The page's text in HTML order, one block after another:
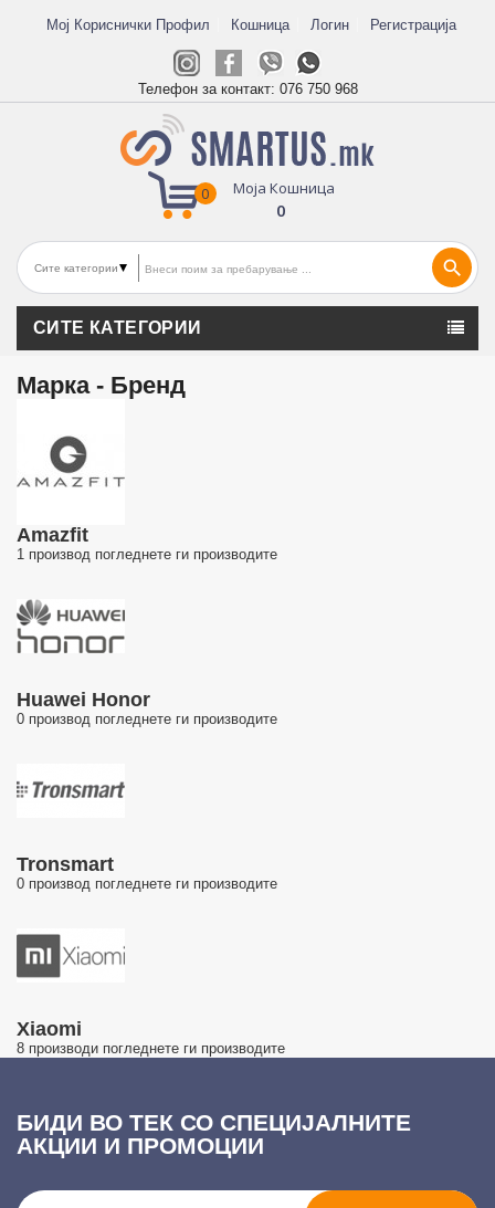
Мој Кориснички Профил Кошница Логин Регистрација
Телефон за контакт: 076 750 968
Моја Кошница
0
0
search
СИТЕ КАТЕГОРИИ
Марка - Бренд
Amazfit
1 производ погледнете ги производите
Huawei Honor
0 производ погледнете ги производите
Tronsmart
0 производ погледнете ги производите
Xiaomi
8 производи погледнете ги производите
БИДИ ВО ТЕК СО СПЕЦИЈАЛНИТЕ
АКЦИИ И ПРОМОЦИИ